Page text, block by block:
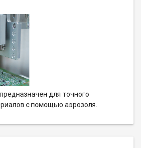
для точного
с помощью аэрозоля.